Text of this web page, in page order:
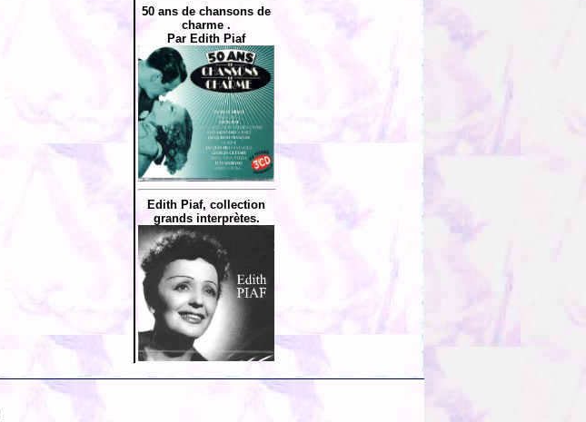
50 ans de chansons de
charme .
Par Edith Piaf
Edith Piaf, collection
grands interprètes.